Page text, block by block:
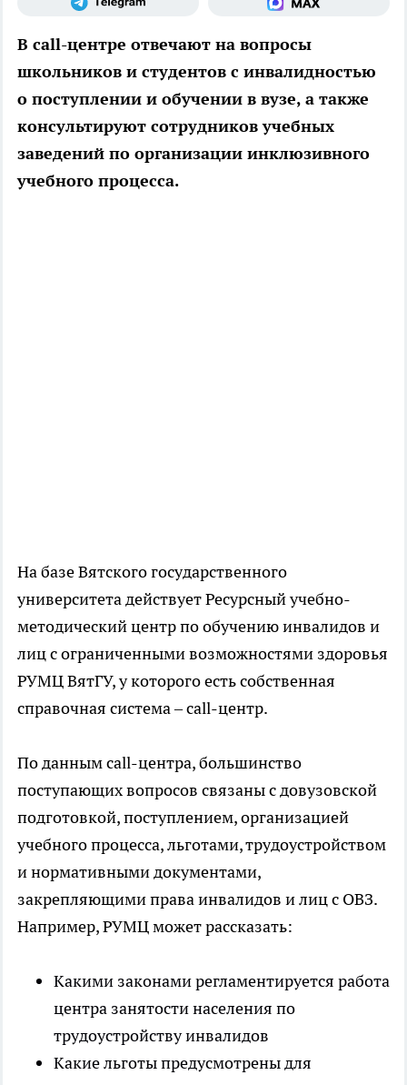
В call-центре отвечают на вопросы
школьников и студентов с инвалидностью
о поступлении и обучении в вузе, а также
консультируют сотрудников учебных
заведений по организации инклюзивного
учебного процесса.
На базе Вятского государственного
университета действует Ресурсный учебно-
методический центр по обучению инвалидов и
лиц с ограниченными возможностями здоровья
РУМЦ ВятГУ, у которого есть собственная
справочная система – call-центр.
По данным call-центра, большинство
поступающих вопросов связаны с довузовской
подготовкой, поступлением, организацией
учебного процесса, льготами, трудоустройством
и нормативными документами,
закрепляющими права инвалидов и лиц с ОВЗ.
Например, РУМЦ может рассказать:
Какими законами регламентируется работа
центра занятости населения по
трудоустройству инвалидов
Какие льготы предусмотрены для